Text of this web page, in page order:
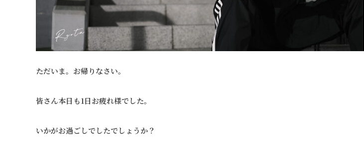
ただいま。お帰りなさい。
皆さん本日も1日お疲れ様でした。
いかがお過ごしでしたでしょうか？